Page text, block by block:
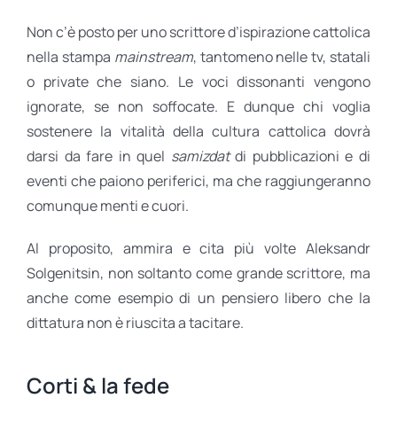
Non c’è posto per uno scrittore d’ispirazione cattolica
nella stampa mainstream, tantomeno nelle tv, statali
o private che siano. Le voci dissonanti vengono
ignorate, se non soffocate. E dunque chi voglia
sostenere la vitalità della cultura cattolica dovrà
darsi da fare in quel samizdatdi pubblicazioni e di
eventi che paiono periferici, ma che raggiungeranno
comunque menti e cuori.
Al proposito, ammira e cita più volte Aleksandr
Solgenitsin, non soltanto come grande scrittore, ma
anche come esempio di un pensiero libero che la
dittatura non è riuscita a tacitare.
Corti & la fede